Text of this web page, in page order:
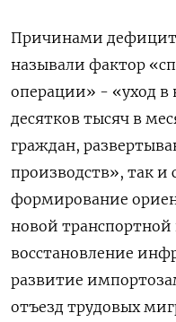
Причинами
называли фактор
операции» - «уход в
десятков тысяч в
граждан,
производств», так
формирование
новой
восстановление
развитие
отъезд трудовых